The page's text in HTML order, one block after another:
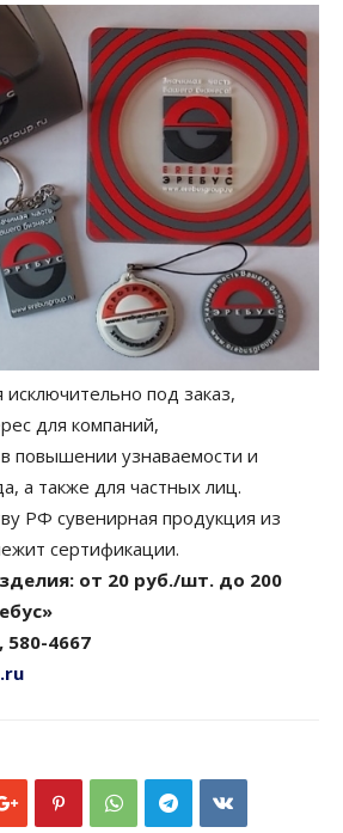
под заказ,
для компаний,
повышении узнаваемости и
а также для частных лиц.
РФ сувенирная продукция из
сертификации.
от 20 руб./шт. до 200
580-4667